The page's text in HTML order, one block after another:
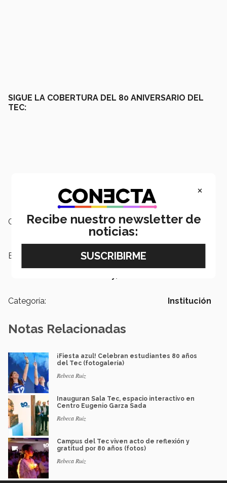
SIGUE LA COBERTURA DEL 80 ANIVERSARIO DEL
TEC:
Campus: Nacional
Etiquetas: Dejando Huella,
Categoría: Institución
Notas Relacionadas
¡Fiesta azul! Celebran estudiantes 80 años
del Tec (fotogalería)
Rebeca Ruiz
Inauguran Sala Tec, espacio interactivo en
Centro Eugenio Garza Sada
Rebeca Ruiz
Campus del Tec viven acto de reflexión y
gratitud por 80 años (fotos)
Rebeca Ruiz
×
Recibe nuestro newsletter de
noticias: